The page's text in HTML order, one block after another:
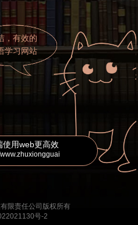
，有效的
学习网站
使用web更高效
限责任公司版权所有
号-2